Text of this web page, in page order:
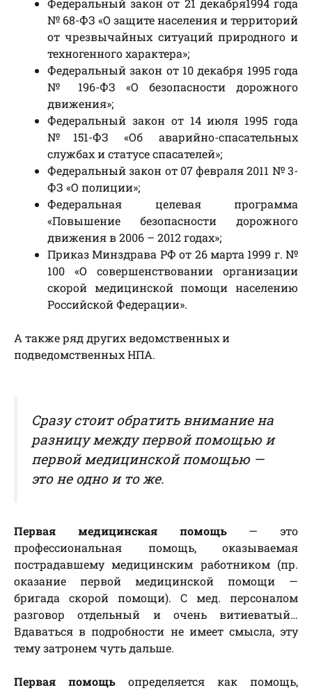
Федеральный закон от 21 декабря1994 года
№ 68-ФЗ «О защите населения и территорий
от чрезвычайных ситуаций природного и
техногенного характера»;
Федеральный закон от 10 декабря 1995 года
№ 196-ФЗ «О безопасности дорожного
движения»;
Федеральный закон от 14 июля 1995 года
№151-ФЗ «Об аварийно-спасательных
службах и статусе спасателей»;
Федеральный закон от 07 февраля 2011 № 3-
ФЗ «О полиции»;
Федеральная целевая программа
«Повышение безопасности дорожного
движения в 2006 – 2012 годах»;
Приказ Минздрава РФ от 26 марта 1999 г. №
100 «О совершенствовании организации
скорой медицинской помощи населению
Российской Федерации».
А также ряд других ведомственных и
подведомственных НПА.
Сразу стоит обратить внимание на
разницу между первой помощью и
первой медицинской помощью —
это не одно и то же.
Первая медицинская помощь— это
профессиональная помощь, оказываемая
пострадавшему медицинским работником (пр.
оказание первой медицинской помощи —
бригада скорой помощи). С мед. персоналом
разговор отдельный и очень витиеватый…
Вдаваться в подробности не имеет смысла, эту
тему затронем чуть дальше.
Первая помощь определяется как помощь,